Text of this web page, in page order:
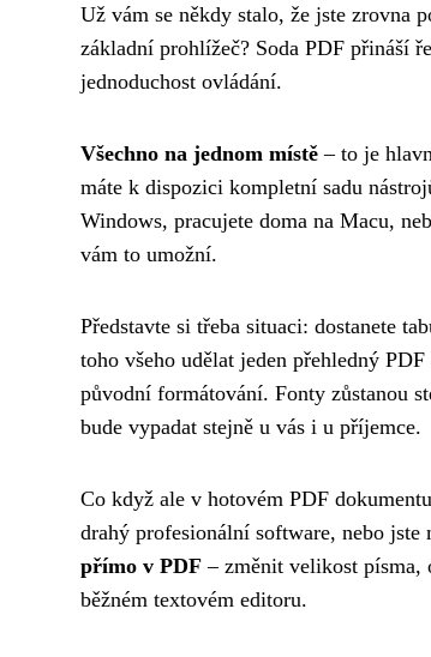
Už vám se někdy stalo, že jste zrovna
základní prohlížeč? Soda PDF přináší
jednoduchost ovládání.
Všechno na jednom místě – to je
máte k dispozici kompletní sadu
Windows, pracujete doma na Macu,
vám to umožní.
Představte si třeba situaci: dostanete
toho všeho udělat jeden přehledný
původní formátování. Fonty zůstanou
bude vypadat stejně u vás i u příjemce.
Co když ale v hotovém PDF
drahý profesionální software, nebo
přímo v PDF – změnit velikost písma,
běžném textovém editoru.